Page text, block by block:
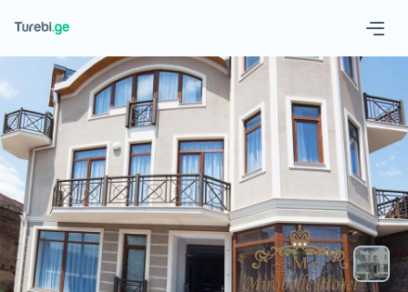
Geo Eng
მოითხოვე სასტუმრო